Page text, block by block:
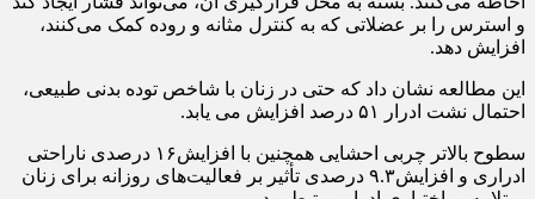
و استرس را بر عضلاتی که به کنترل مثانه و روده کمک می‌کنند،
افزایش دهد.
این مطالعه نشان داد که حتی در زنان با شاخص توده بدنی طبیعی،
احتمال نشت ادرار ۵۱ درصد افزایش می یابد.
سطوح بالاتر چربی احشایی همچنین با افزایش۱۶ درصدی ناراحتی
ادراری و افزایش۹.۳ درصدی تأثیر بر فعالیت‌های روزانه برای زنان